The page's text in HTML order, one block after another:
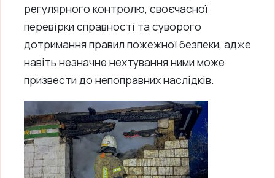
регулярного контролю, своєчасної
перевірки справності та суворого
дотримання правил пожежної безпеки, адже
навіть незначне нехтування ними може
призвести до непоправних наслідків.